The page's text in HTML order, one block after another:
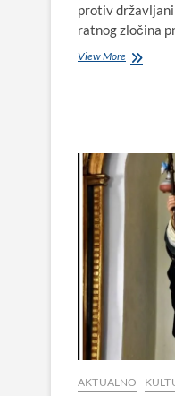
protiv
ratnog zločina
View MoreRatni
da
je
AKTUALNO